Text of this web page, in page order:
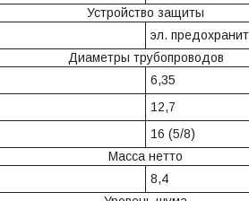
Устройство защиты
эл.
Диаметры трубопроводов
6,35
12,7
16 (5/8)
Масса нетто
8,4